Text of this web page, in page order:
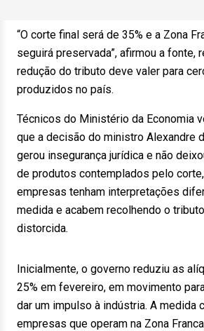
“O corte final será de 35% e a Zona
seguirá preservada”, afirmou a fonte,
redução do tributo deve valer para
produzidos no país.
Técnicos do Ministério da Economia
que a decisão do ministro Alexandre
gerou insegurança jurídica e não
de produtos contemplados pelo
empresas tenham interpretações
medida e acabem recolhendo o
distorcida.
Inicialmente, o governo reduziu as
25% em fevereiro, em movimento
dar um impulso à indústria. A medida
empresas que operam na Zona